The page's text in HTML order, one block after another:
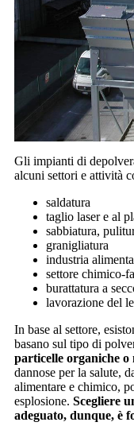
Gli impianti di
alcuni settori e attività
saldatura
taglio laser e al
sabbiatura,
granigliatura
industria
settore chimico-
burattatura a
lavorazione del
In base al settore,
basano sul tipo di
particelle organiche o
dannose per la salute,
alimentare e chimico,
esplosione. Scegliere
adeguato, dunque, è